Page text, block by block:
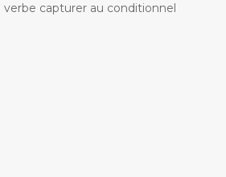
verbe capturer au conditionnel